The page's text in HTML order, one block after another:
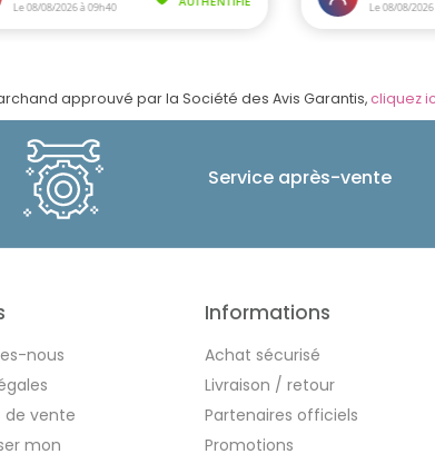
approuvé par la Société des Avis Garantis,cliquez
Service après-vente
nous
de vente
mon
Informations
Achat sécurisé
Livraison / retour
Partenaires officiels
Promotions